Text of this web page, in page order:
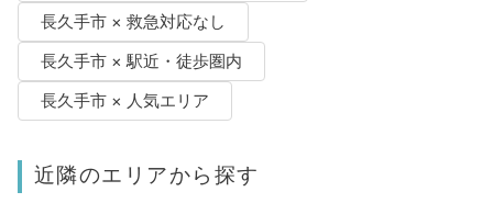
長久手市 × 救急対応なし
長久手市 × 駅近・徒歩圏内
長久手市 × 人気エリア
近隣のエリアから探す